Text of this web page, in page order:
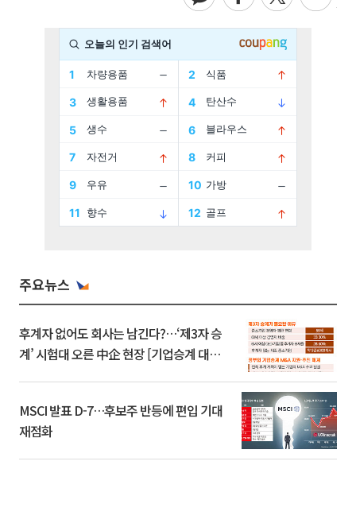
주요뉴스
후계자 없어도 회사는 남긴다?…‘제3자 승
계’ 시험대 오른 中企 현장 [기업승계 대전
MSCI 발표 D-7…후보주 반등에 편입 기대
재점화